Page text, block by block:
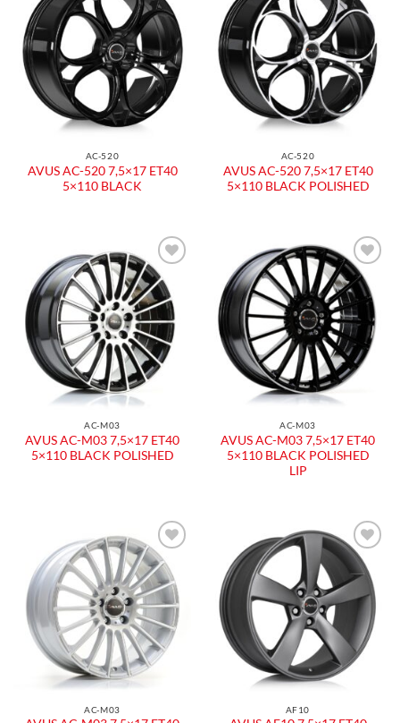
Aggiungi
alla lista
dei
desideri
AC-520
AVUS AC-520 7,5×17 ET40
5×110 BLACK
Aggiungi
alla lista
dei
desideri
AC-520
AVUS AC-520 7,5×17 ET40
5×110 BLACK POLISHED
Aggiungi
alla lista
dei
desideri
AC-M03
AVUS AC-M03 7,5×17 ET40
5×110 BLACK POLISHED
Aggiungi
alla lista
dei
desideri
AC-M03
AVUS AC-M03 7,5×17 ET40
5×110 BLACK POLISHED
LIP
Aggiungi
alla lista
dei
desideri
AC-M03
Aggiungi
alla lista
dei
desideri
AF10